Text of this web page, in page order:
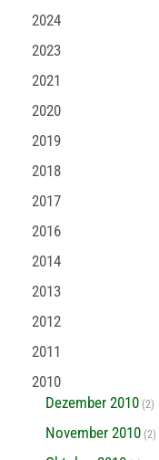
2024
2023
2021
2020
2019
2018
2017
2016
2014
2013
2012
2011
2010
Dezember 2010 (2)
November 2010 (2)